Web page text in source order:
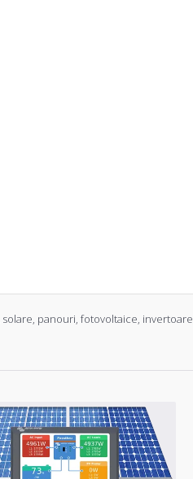
solare, panouri, fotovoltaice, invertoare